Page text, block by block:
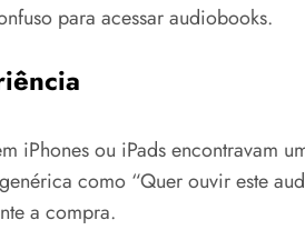
para acessar audiobooks.
iPhones ou iPads encontravam
como “Quer ouvir este
a compra.